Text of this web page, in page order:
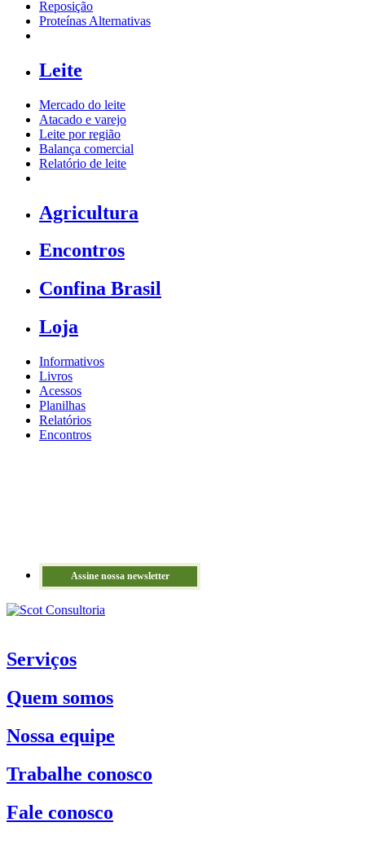
Reposição
Proteínas Alternativas
Leite
Mercado do leite
Atacado e varejo
Leite por região
Balança comercial
Relatório de leite
Agricultura
Encontros
Confina Brasil
Loja
Informativos
Livros
Acessos
Planilhas
Relatórios
Encontros
Assine nossa newsletter
Serviços
Quem somos
Nossa equipe
Trabalhe conosco
Fale conosco